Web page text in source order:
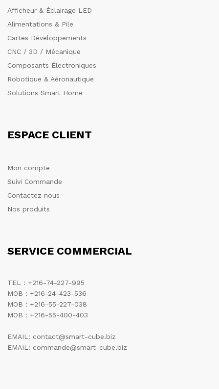
Afficheur & Éclairage LED
Alimentations & Pile
Cartes Développements
CNC / 3D / Mécanique
Composants Électroniques
Robotique & Aéronautique
Solutions Smart Home
ESPACE CLIENT
Mon compte
Suivi Commande
Contactez nous
Nos produits
SERVICE COMMERCIAL
TEL : +216-74-227-995
MOB : +216-24-423-536
MOB : +216-55-227-038
MOB : +216-55-400-403
EMAIL: contact@smart-cube.biz
EMAIL: commande@smart-cube.biz